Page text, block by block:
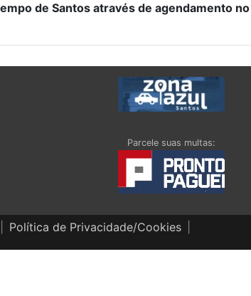
de Santos através de agendamento no
Parcele suas multas:
Política de Privacidade/Cookies